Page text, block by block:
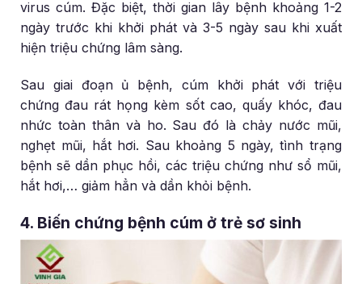
virus cúm. Đặc biệt, thời gian lây bệnh khoảng 1-2
ngày trước khi khởi phát và 3-5 ngày sau khi xuất
hiện triệu chứng lâm sàng.
Sau giai đoạn ủ bệnh, cúm khởi phát với triệu
chứng đau rát họng kèm sốt cao, quấy khóc, đau
nhức toàn thân và ho. Sau đó là chảy nước mũi,
nghẹt mũi, hắt hơi. Sau khoảng 5 ngày, tình trạng
bệnh sẽ dần phục hồi, các triệu chứng như sổ mũi,
hắt hơi,… giảm hẳn và dần khỏi bệnh.
4. Biến chứng bệnh cúm ở trẻ sơ sinh